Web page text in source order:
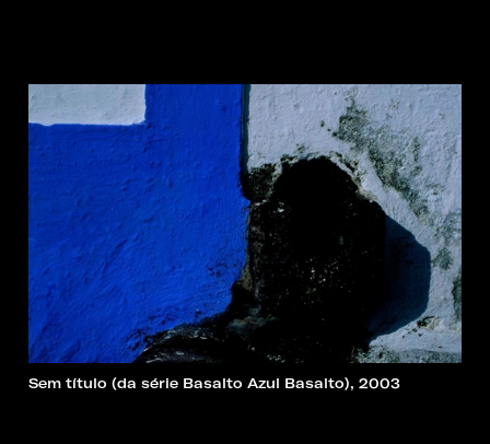
Sem título (da série Basalto Azul Basalto), 2003